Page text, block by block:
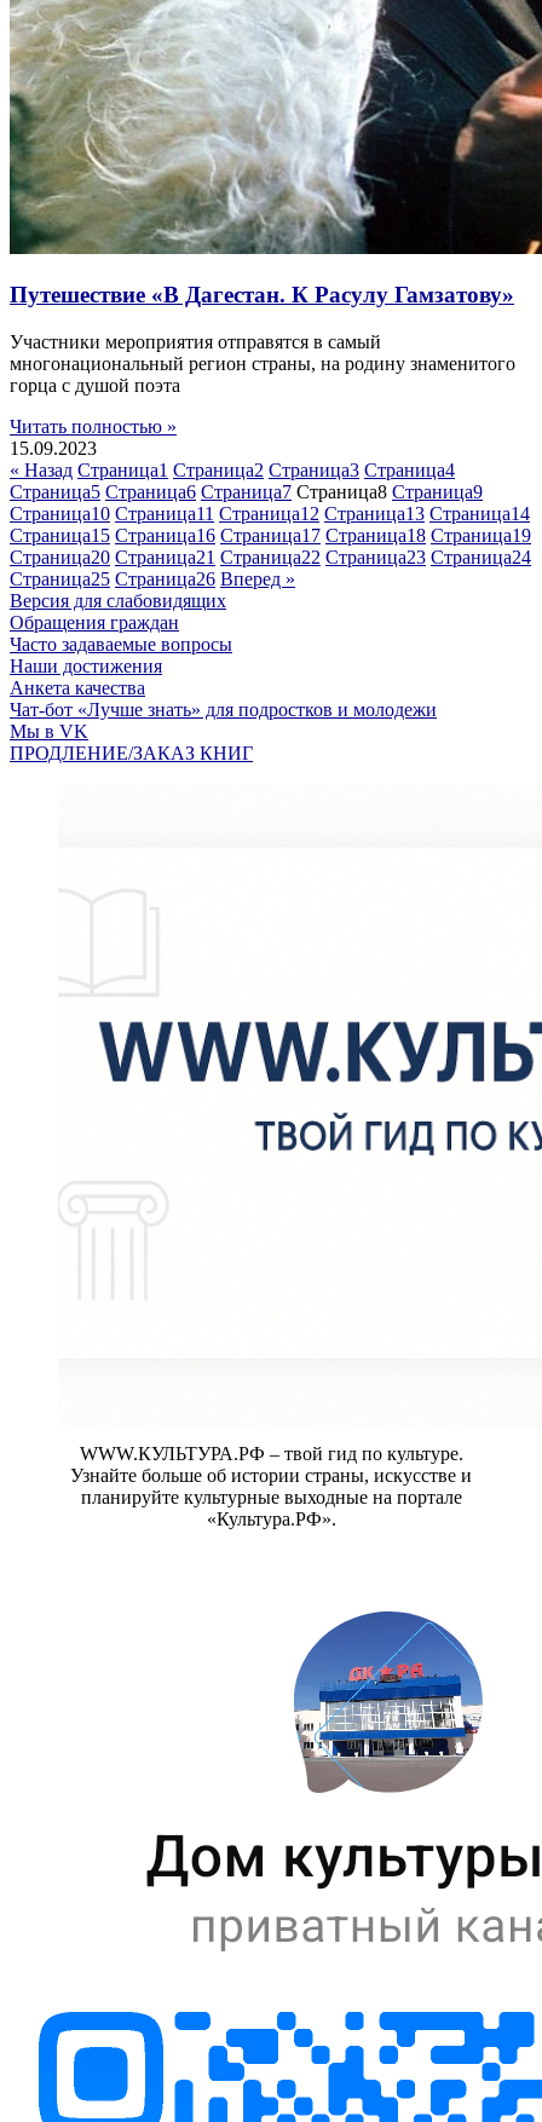
Путешествие «В Дагестан. К Расулу Гамзатову»
Участники мероприятия отправятся в самый
многонациональный регион страны, на родину знаменитого
горца с душой поэта
Читать полностью »
15.09.2023
« Назад Страница1 Страница2 Страница3 Страница4
Страница5 Страница6 Страница7 Страница8 Страница9
Страница10 Страница11 Страница12 Страница13 Страница14
Страница15 Страница16 Страница17 Страница18 Страница19
Страница20 Страница21 Страница22 Страница23 Страница24
Страница25 Страница26 Вперед »
Версия для слабовидящих
Обращения граждан
Часто задаваемые вопросы
Наши достижения
Анкета качества
Чат-бот «Лучше знать» для подростков и молодежи
Мы в VK
ПРОДЛЕНИЕ/ЗАКАЗ КНИГ
WWW.КУЛЬТУРА.РФ – твой гид по культуре.
Узнайте больше об истории страны, искусстве и
планируйте культурные выходные на портале
«Культура.РФ».